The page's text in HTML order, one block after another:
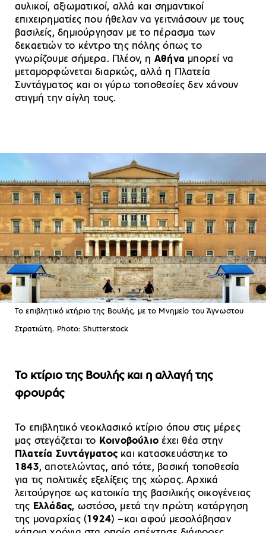
αυλικοί, αξιωματικοί, αλλά και σημαντικοί
επιχειρηματίες που ήθελαν να γειτνιάσουν με τους
βασιλείς, δημιούργησαν με το πέρασμα των
δεκαετιών το κέντρο της πόλης όπως το
γνωρίζουμε σήμερα. Πλέον, η Αθήνα μπορεί να
μεταμορφώνεται διαρκώς, αλλά η Πλατεία
Συντάγματος και οι γύρω τοποθεσίες δεν χάνουν
στιγμή την αίγλη τους.
Το επιβλητικό κτήριο της Βουλής, με το Μνημείο του Άγνωστου
Στρατιώτη. Photo: Shutterstock
Το κτίριο της Βουλής και η αλλαγή της
φρουράς
Το επιβλητικό νεοκλασικό κτίριο όπου στις μέρες
μας στεγάζεται το Κοινοβούλιο έχει θέα στην
Πλατεία Συντάγματος και κατασκευάστηκε το
1843, αποτελώντας, από τότε, βασική τοποθεσία
για τις πολιτικές εξελίξεις της χώρας. Αρχικά
λειτούργησε ως κατοικία της βασιλικής οικογένειας
της Ελλάδας, ωστόσο, μετά την πρώτη κατάργηση
της μοναρχίας (1924) –και αφού μεσολάβησαν